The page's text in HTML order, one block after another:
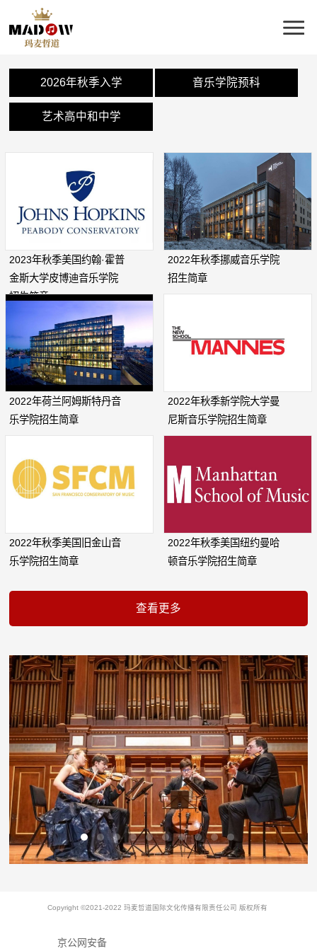
2026年秋季入学 音乐学院预科
艺术高中和中学
2023年秋季美国约翰·霍普
金斯大学皮博迪音乐学院
招生简章
2022年秋季挪威音乐学院
招生简章
2022年荷兰阿姆斯特丹音
乐学院招生简章
2022年秋季新学院大学曼
尼斯音乐学院招生简章
2022年秋季美国旧金山音
乐学院招生简章
2022年秋季美国纽约曼哈
顿音乐学院招生简章
Copyright ©2021-2022 玛麦哲道国际文化传播有限责任公司 版权所有
京公网安备